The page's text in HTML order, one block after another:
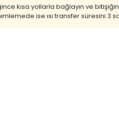
kısa yollarla bağlayın ve
ise ısı transfer süresini 3